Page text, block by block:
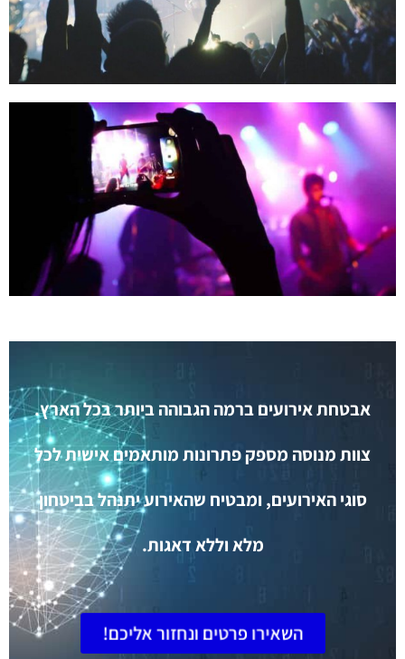
אבטחת אירועים ברמה הגבוהה ביותר בכל הארץ.
צוות מנוסה מספק פתרונות מותאמים אישית לכל
סוגי האירועים, ומבטיח שהאירוע יתנהל בביטחון
מלא וללא דאגות.
השאירו פרטים ונחזור אליכם!